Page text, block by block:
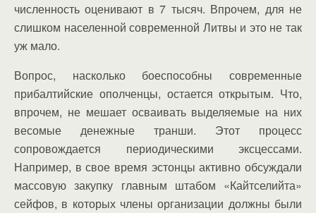
численность оценивают в 7 тысяч. Впрочем, для не
слишком населенной современной Литвы и это не так
уж мало.
Вопрос, насколько боеспособны современные
прибалтийские ополченцы, остается открытым. Что,
впрочем, не мешает осваивать выделяемые на них
весомые денежные транши. Этот процесс
сопровождается периодическими эксцессами.
Например, в свое время эстонцы активно обсуждали
массовую закупку главным штабом «Кайтселийта»
сейфов, в которых члены организации должны были